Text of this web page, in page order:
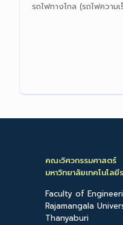
รถไฟทางไกล (รถไฟความ
คณะวิศวกรรมศาสตร์
มหาวิทยาลัยเทคโนโล
Faculty of
Rajamangala
Thanyaburi